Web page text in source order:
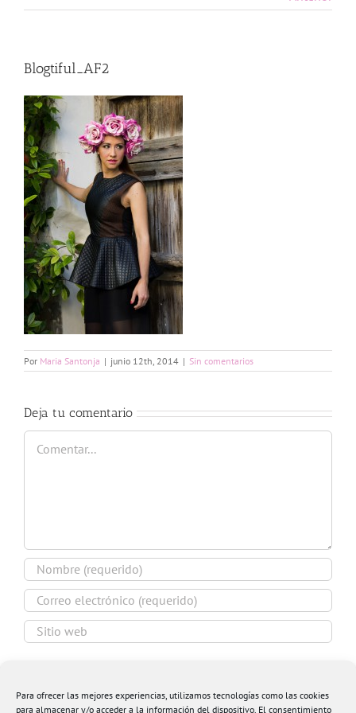
Para ofrecer las mejores experiencias, utilizamos tecnologías como las cookies
para almacenar y/o acceder a la información del dispositivo. El consentimiento
Blogtiful_AF2
Por Maria Santonja | junio 12th, 2014 | Sin comentarios
Deja tu comentario
Comentar
navegador para la próxima vez que comente.